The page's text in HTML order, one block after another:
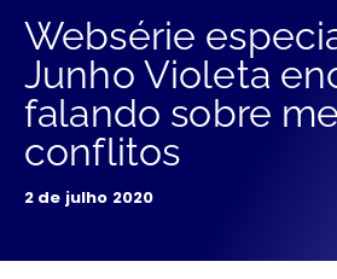
Websérie
Junho Violeta
falando sobre
conflitos
2 de julho 2020